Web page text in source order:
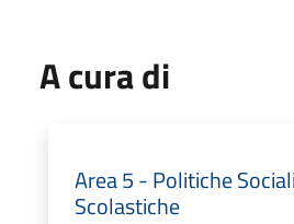
A cura di
Area 5 - Politiche
Scolastiche